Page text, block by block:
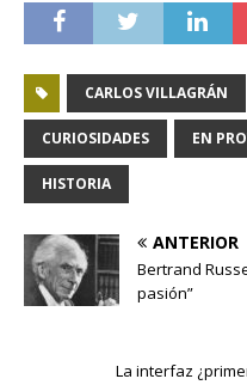
CARLOS VILLAGRÁN
CURIOSIDADES EN
HISTORIA
ANTERIOR
Bertrand
La interfaz